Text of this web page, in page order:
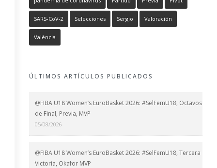
SARS-CoV-2 Selecciones Sergio Valoración
València
ÚLTIMOS ARTÍCULOS PUBLICADOS
@FIBA U18 Women’s EuroBasket 2026: #SelFemU18, Octavos
de Final, Previa, MVP
05/08/2026
@FIBA U18 Women’s EuroBasket 2026: #SelFemU18, Tercera
Victoria, Okafor MVP